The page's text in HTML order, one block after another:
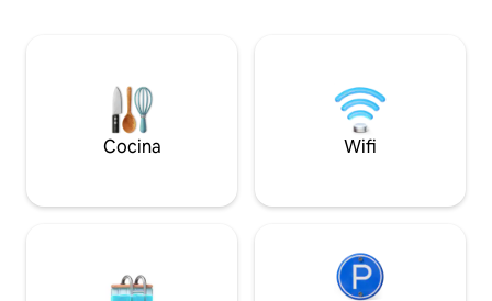
privado a la playa a través del carrito de
golf debe firmarse en un plazo de 5 días
después de hacer la reserva. Debes
presentarte para la estancia.
excepcionales,
un carrito de golf
10 bicicletas de
una hielera y
con entusiasmo
Cocina Wifi